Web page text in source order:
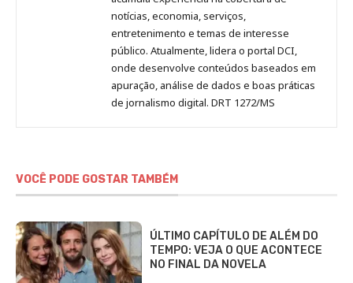
notícias, economia, serviços,
entretenimento e temas de interesse
público. Atualmente, lidera o portal DCI,
onde desenvolve conteúdos baseados em
apuração, análise de dados e boas práticas
de jornalismo digital. DRT 1272/MS
VOCÊ PODE GOSTAR TAMBÉM
ÚLTIMO CAPÍTULO DE ALÉM DO
TEMPO: VEJA O QUE ACONTECE
NO FINAL DA NOVELA